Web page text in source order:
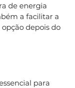
de energia
a facilitar a
depois do
para